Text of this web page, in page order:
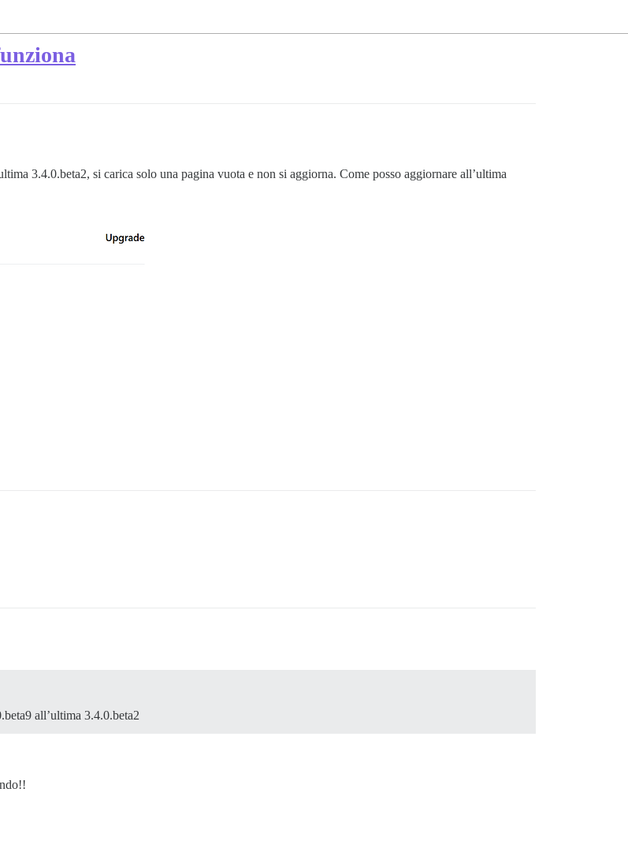
3.4.0.beta2, si carica solo una pagina vuota e non si aggiorna. Come posso aggiornare all’ultima
all’ultima 3.4.0.beta2